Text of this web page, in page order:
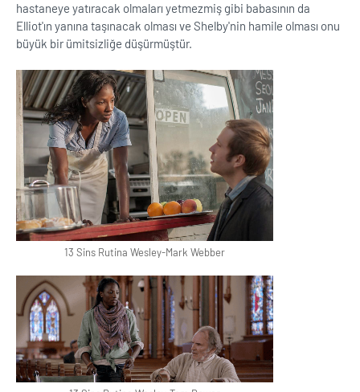
hastaneye yatıracak olmaları yetmezmiş gibi babasının da
Elliot'ın yanına taşınacak olması ve Shelby'nin hamile olması onu
büyük bir ümitsizliğe düşürmüştür.
13 Sins Rutina Wesley-Mark Webber